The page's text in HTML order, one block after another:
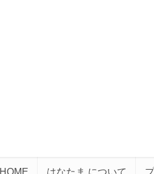
HOME はなたま について